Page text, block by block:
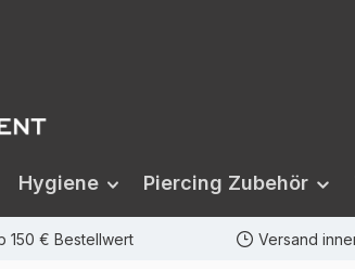
Hygiene Piercing Zubehör
150 € Bestellwert Versand